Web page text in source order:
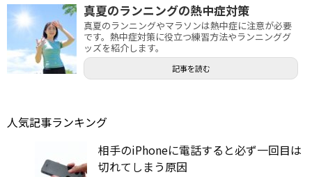
真夏のランニングの熱中症対策
真夏のランニングやマラソンは熱中症に注意が必要
です。熱中症対策に役立つ練習方法やランニンググ
ッズを紹介します。
記事を読む
人気記事ランキング
相手のiPhoneに電話すると必ず一回目は
切れてしまう原因